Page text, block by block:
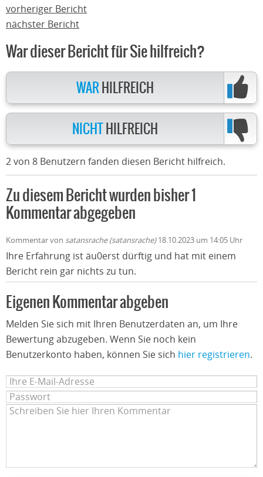
vorheriger Bericht
nächster Bericht
War dieser Bericht für Sie hilfreich?
WAR HILFREICH
NICHT HILFREICH
2 von 8 Benutzern fanden diesen Bericht hilfreich.
Zu diesem Bericht wurden bisher 1
Kommentar abgegeben
Kommentar von satansrache (satansrache)18.10.2023 um 14:05 Uhr
Ihre Erfahrung ist äu0erst dürftig und hat mit einem
Bericht rein gar nichts zu tun.
Eigenen Kommentar abgeben
Melden Sie sich mit Ihren Benutzerdaten an, um Ihre
Bewertung abzugeben. Wenn Sie noch kein
Benutzerkonto haben, können Sie sich hier registrieren.